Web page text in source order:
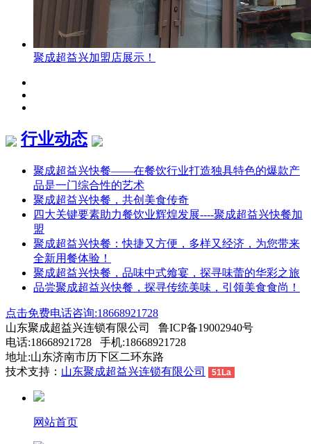
聚成超益兴加盟店展示！
行业动态
聚成超益兴快餐——在餐饮行业打造独具特色的爆款产
品是一门综合性的艺术
聚成超益兴快餐，共创美食传奇
四大关键要素助力餐饮业辉煌发展----聚成超益兴快餐加
盟
聚成超益兴快餐：快捷又方便，多样又经济，为您带来
全新用餐体验！
聚成超益兴快餐，品味中式飨宴，探寻味蕾的华彩之旅
品尝聚成超益兴快餐，探寻传统美味，引领美食食尚！
点击免费电话咨询:18668921728
山东聚成超益兴连锁有限公司 鲁ICP备19002940号
电话:18668921728 手机:18668921728
地址:山东济南市历下区二环东路
技术支持： 山东聚成超益兴连锁有限公司 51La
网站首页